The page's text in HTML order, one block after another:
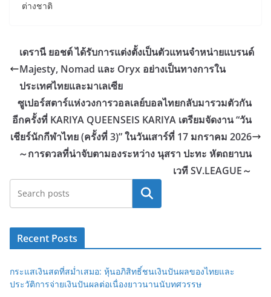
ต่างชาติ
เดรานี ยอชต์ ได้รับการแต่งตั้งเป็นตัวแทนจำหน่ายแบรนด์
Majesty, Nomad และ Oryx อย่างเป็นทางการใน
ประเทศไทยและมาเลเซีย
ซูเปอร์สตาร์แห่งวงการวอลเลย์บอลไทยกลับมารวมตัวกัน
อีกครั้งที่ KARIYA QUEENSEIS KARIYA เตรียมจัดงาน “วัน
เชียร์นักกีฬาไทย (ครั้งที่ 3)” ในวันเสาร์ที่ 17 มกราคม 2026
～การดวลที่น่าจับตามองระหว่าง นุสรา ปะทะ หัตถยาบน
เวที SV.LEAGUE～
Search
Recent Posts
กระแสเงินสดที่สม่ำเสมอ: หุ้นอภิสิทธิ์ชนเงินปันผลของไทยและ
ประวัติการจ่ายเงินปันผลต่อเนื่องยาวนานนับทศวรรษ